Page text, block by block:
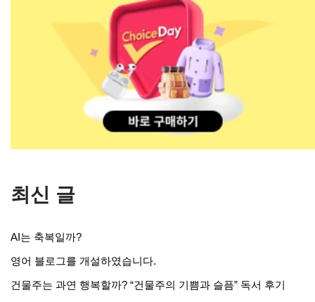
최신 글
AI는 축복일까?
영어 블로그를 개설하였습니다.
건물주는 과연 행복할까? “건물주의 기쁨과 슬픔” 독서 후기